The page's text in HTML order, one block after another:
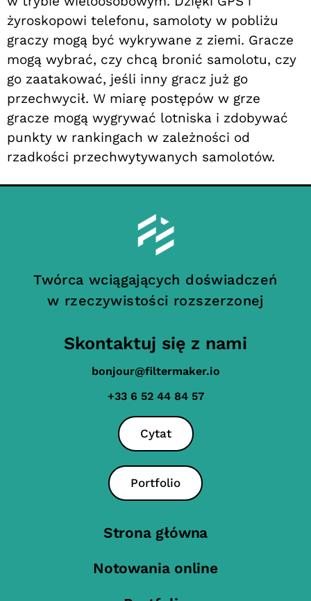
żyroskopowi telefonu, samoloty w pobliżu
graczy mogą być wykrywane z ziemi. Gracze
mogą wybrać, czy chcą bronić samolotu, czy
go zaatakować, jeśli inny gracz już go
przechwycił. W miarę postępów w grze
gracze mogą wygrywać lotniska i zdobywać
punkty w rankingach w zależności od
rzadkości przechwytywanych samolotów.
Twórca wciągających doświadczeń
w rzeczywistości rozszerzonej
Skontaktuj się z nami
bonjour@filtermaker.io
+33 6 52 44 84 57
Cytat
Portfolio
Strona główna
Notowania online